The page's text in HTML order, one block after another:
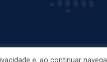
e, ao continuar